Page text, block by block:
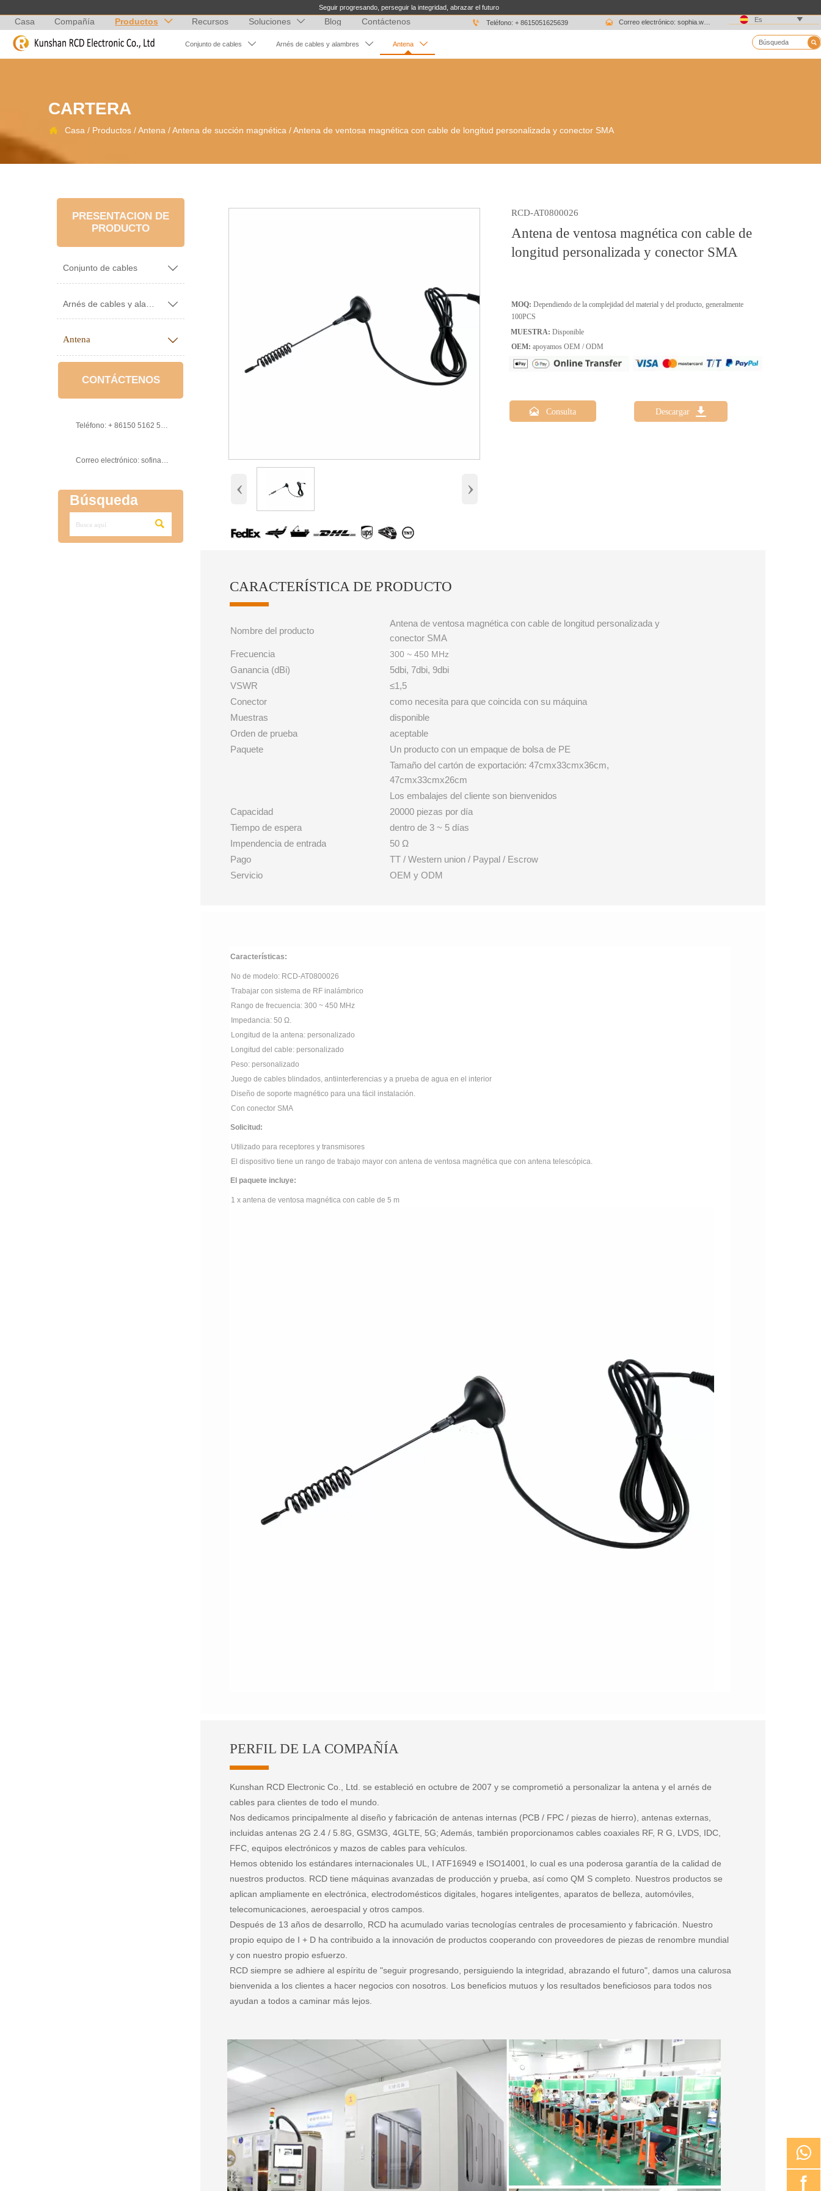
Seguir progresando, perseguir la integridad, abrazar el futuro
Casa Compañía Productos  Recursos Soluciones  Blog Contáctenos  Teléfono: + 8615051625639  Es 
Conjunto de cables  Arnés de cables y alambres  Antena  
CARTERA
 Casa/ Productos/Antena/Antena de succión magnética/Antena de ventosa magnética con cable de longitud personalizada y conector SMA
PRESENTACION DE
PRODUCTO
Conjunto de cables 

Antena 
CONTÁCTENOS
Búsqueda

‹ ›
RCD-AT0800026
Antena de ventosa magnética con cable de
longitud personalizada y conector SMA
MOQ: Dependiendo de la complejidad del material y del producto, generalmente
100PCS
MUESTRA: Disponible
OEM: apoyamos OEM / ODM
 Consulta Descargar 
CARACTERÍSTICA DE PRODUCTO
Nombre del producto
Antena de ventosa magnética con cable de longitud personalizada y
conector SMA
Frecuencia
300 ~ 450 MHz
Ganancia (dBi)
5dbi, 7dbi, 9dbi
VSWR
≤1,5
Conector
como necesita para que coincida con su máquina
Muestras
disponible
Orden de prueba
aceptable
Paquete
Un producto con un empaque de bolsa de PE
Tamaño del cartón de exportación: 47cmx33cmx36cm,
47cmx33cmx26cm
Los embalajes del cliente son bienvenidos
Capacidad
20000 piezas por día
Tiempo de espera
dentro de 3 ~ 5 días
Impendencia de entrada
50 Ω
Pago
TT / Western union / Paypal / Escrow
Servicio
OEM y ODM
Características:
No de modelo: RCD-AT0800026
Trabajar con sistema de RF inalámbrico
Rango de frecuencia: 300 ~ 450 MHz
Impedancia: 50 Ω.
Longitud de la antena: personalizado
Longitud del cable: personalizado
Peso: personalizado
Juego de cables blindados, antiinterferencias y a prueba de agua en el interior
Diseño de soporte magnético para una fácil instalación.
Con conector SMA
Solicitud:
Utilizado para receptores y transmisores
El dispositivo tiene un rango de trabajo mayor con antena de ventosa magnética que con antena telescópica.
El paquete incluye:
1 x antena de ventosa magnética con cable de 5 m
PERFIL DE LA COMPAÑÍA
Kunshan RCD Electronic Co., Ltd. se estableció en octubre de 2007 y se comprometió a personalizar la antena y el arnés de
cables para clientes de todo el mundo.
Nos dedicamos principalmente al diseño y fabricación de antenas internas (PCB / FPC / piezas de hierro), antenas externas,
incluidas antenas 2G 2.4 / 5.8G, GSM3G, 4GLTE, 5G; Además, también proporcionamos cables coaxiales RF, R G, LVDS, IDC,
FFC, equipos electrónicos y mazos de cables para vehículos.
Hemos obtenido los estándares internacionales UL, I ATF16949 e ISO14001, lo cual es una poderosa garantía de la calidad de
nuestros productos. RCD tiene máquinas avanzadas de producción y prueba, así como QM S completo. Nuestros productos se
aplican ampliamente en electrónica, electrodomésticos digitales, hogares inteligentes, aparatos de belleza, automóviles,
telecomunicaciones, aeroespacial y otros campos.
Después de 13 años de desarrollo, RCD ha acumulado varias tecnologías centrales de procesamiento y fabricación. Nuestro
propio equipo de I + D ha contribuido a la innovación de productos cooperando con proveedores de piezas de renombre mundial
y con nuestro propio esfuerzo.
RCD siempre se adhiere al espíritu de "seguir progresando, persiguiendo la integridad, abrazando el futuro", damos una calurosa
bienvenida a los clientes a hacer negocios con nosotros. Los beneficios mutuos y los resultados beneficiosos para todos nos
ayudan a todos a caminar más lejos.

